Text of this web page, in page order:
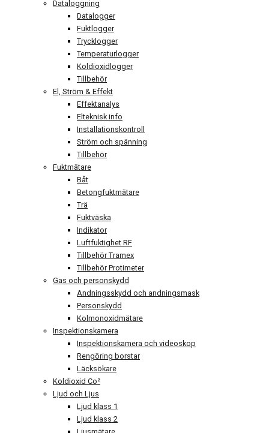
Dataloggning
Datalogger
Fuktlogger
Trycklogger
Temperaturlogger
Koldioxidlogger
Tillbehör
El, Ström & Effekt
Effektanalys
Elteknisk info
Installationskontroll
Ström och spänning
Tillbehör
Fuktmätare
Båt
Betongfuktmätare
Trä
Fuktväska
Indikator
Luftfuktighet RF
Tillbehör Tramex
Tillbehör Protimeter
Gas och personskydd
Andningsskydd och andningsmask
Personskydd
Kolmonoxidmätare
Inspektionskamera
Inspektionskamera och videoskop
Rengöring borstar
Läcksökare
Koldioxid Co²
Ljud och Ljus
Ljud klass 1
Ljud klass 2